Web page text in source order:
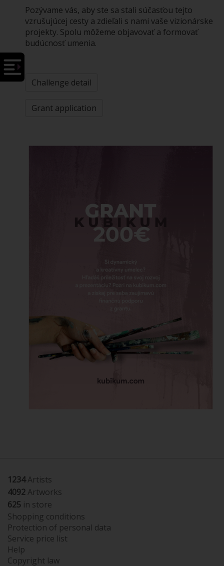
Pozývame vás, aby ste sa stali súčasťou tejto
vzrušujúcej cesty a zdieľali s nami vaše vizionárske
projekty. Spolu môžeme objavovať a formovať
budúcnosť umenia.
Challenge detail
Grant application
1234Artists
4092Artworks
625 in store
Shopping conditions
Protection of personal data
Service price list
Help
Copyright law